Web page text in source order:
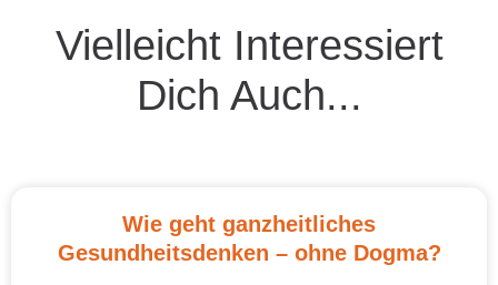
Vielleicht Interessiert
Dich Auch...
Wie geht ganzheitliches
Gesundheitsdenken – ohne Dogma?